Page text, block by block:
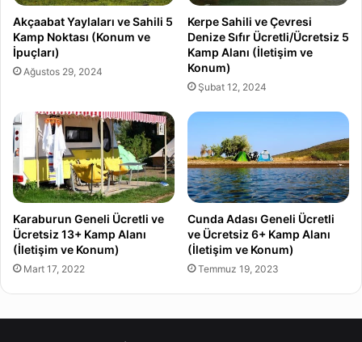
Akçaabat Yaylaları ve Sahili 5
Kamp Noktası (Konum ve
İpuçları)
Ağustos 29, 2024
Kerpe Sahili ve Çevresi
Denize Sıfır Ücretli/Ücretsiz 5
Kamp Alanı (İletişim ve
Konum)
Şubat 12, 2024
Karaburun Geneli Ücretli ve
Ücretsiz 13+ Kamp Alanı
(İletişim ve Konum)
Mart 17, 2022
Cunda Adası Geneli Ücretli
ve Ücretsiz 6+ Kamp Alanı
(İletişim ve Konum)
Temmuz 19, 2023